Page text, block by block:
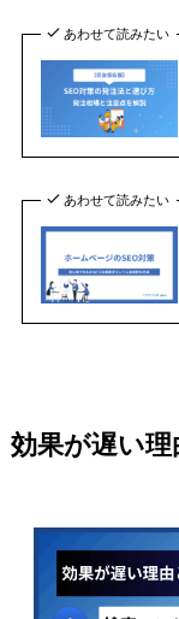
あわせて読みたい
あわせて読みたい
効果が遅い